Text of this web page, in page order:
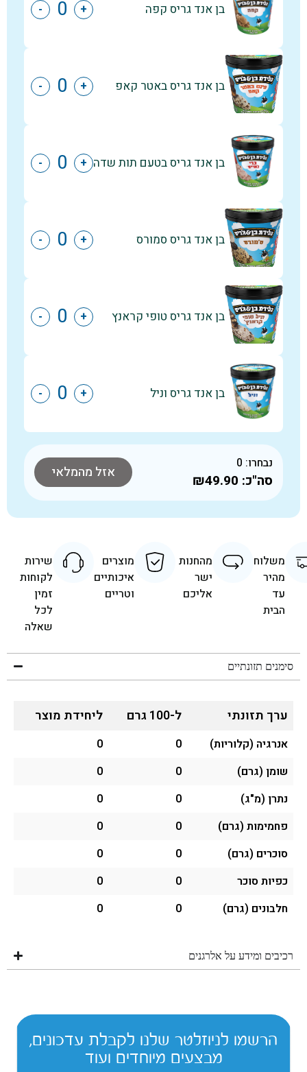
בן אנד גריס קפה +
-
בן אנד גריס באטר קאפ +
-
בן אנד גריס בטעם תות שדה +
-
בן אנד גריס סמורס +
-
בן אנד גריס טופי קראנץ +
-
בן אנד גריס וניל +
-
נבחרו: 0
סה"כ: ₪49.90 אזל מהמלאי
משלוח
מהיר
עד
הבית
מהחנות
ישר
אליכם
מוצרים
איכותיים
וטריים
שירות
לקוחות
זמין
לכל
שאלה
סימנים תזונתיים
ערך תזונתי ל-100 גרם ליחידת מוצר
אנרגיה (קלוריות) 0
0
שומן (גרם)
0
0
נתרן (מ"ג)
0
0
פחמימות (גרם)
0
0
סוכרים (גרם)
0
0
כפיות סוכר
0
0
חלבונים (גרם)
0
0
רכיבים ומידע על אלרגנים
הרשמו לניוזלטר שלנו לקבלת עדכונים,
מבצעים מיוחדים ועוד